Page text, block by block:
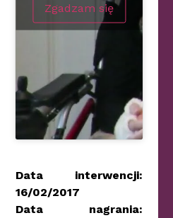
Zgadzam się
Data interwencji:
16/02/2017
Data nagrania: